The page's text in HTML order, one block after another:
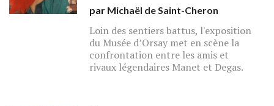
par Michaël de Saint-Cheron
Loin des sentiers battus, l'exposition
du Musée d’Orsay met en scène la
confrontation entre les amis et
rivaux légendaires Manet et Degas.